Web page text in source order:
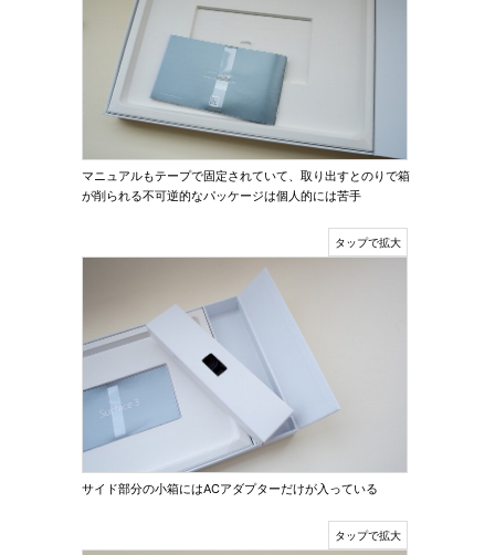
マニュアルもテープで固定されていて、取り出すとのりで箱
が削られる不可逆的なパッケージは個人的には苦手
サイド部分の小箱にはACアダプターだけが入っている